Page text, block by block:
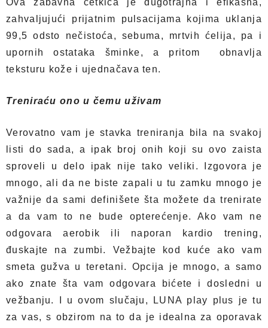
Ova zabavna četkica je dugotrajna i efikasna,
zahvaljujući prijatnim pulsacijama kojima uklanja
99,5 odsto nečistoća, sebuma, mrtvih ćelija, pa i
upornih ostataka šminke, a pritom obnavlja
teksturu kože i ujednačava ten.
Treniraću ono u čemu uživam
Verovatno vam je stavka treniranja bila na svakoj
listi do sada, a ipak broj onih koji su ovo zaista
sproveli u delo ipak nije tako veliki. Izgovora je
mnogo, ali da ne biste zapali u tu zamku mnogo je
važnije da sami definišete šta možete da trenirate
a da vam to ne bude opterećenje. Ako vam ne
odgovara aerobik ili naporan kardio trening,
đuskajte na zumbi. Vežbajte kod kuće ako vam
smeta gužva u teretani. Opcija je mnogo, a samo
ako znate šta vam odgovara bićete i dosledni u
vežbanju. I u ovom slučaju, LUNA play plus je tu
za vas, s obzirom na to da je idealna za oporavak